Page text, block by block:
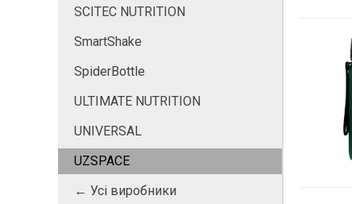
SCITEC NUTRITION
SmartShake
SpiderBottle
ULTIMATE NUTRITION
UNIVERSAL
UZSPACE
← Усі виробники